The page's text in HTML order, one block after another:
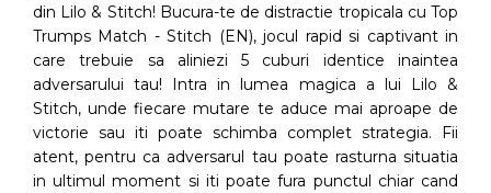
din Lilo & Stitch! Bucura-te de distractie tropicala cu Top
Trumps Match - Stitch (EN), jocul rapid si captivant in
care trebuie sa aliniezi 5 cuburi identice inaintea
adversarului tau! Intra in lumea magica a lui Lilo &
Stitch, unde fiecare mutare te aduce mai aproape de
victorie sau iti poate schimba complet strategia. Fii
atent, pentru ca adversarul tau poate rasturna situatia
in ultimul moment si iti poate fura punctul chiar cand